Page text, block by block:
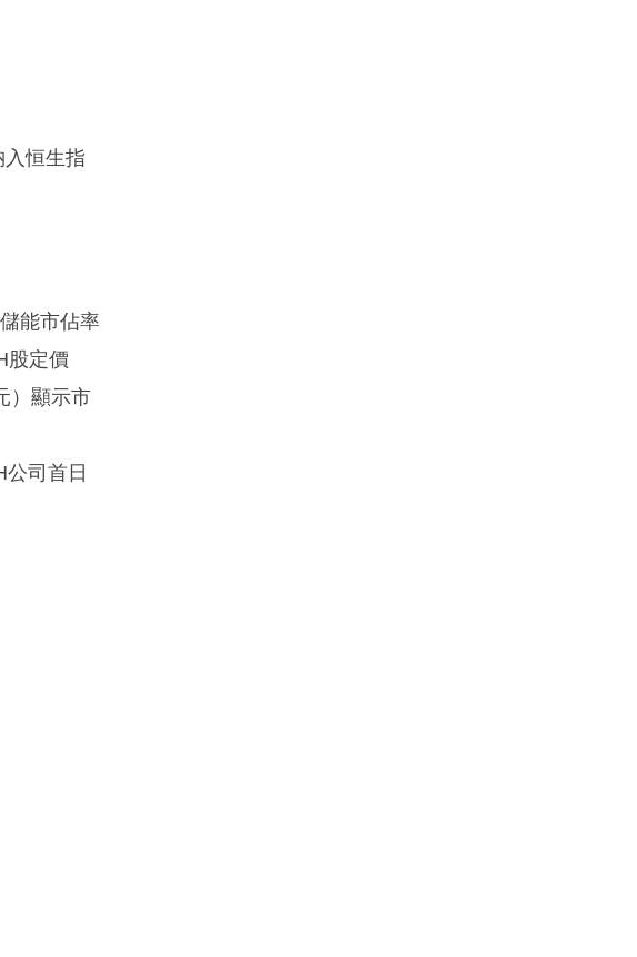
恒生指
能市佔率
股定價
）顯示市
司首日